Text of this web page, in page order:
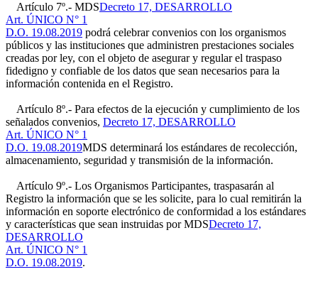
Artículo 7º.- MDSDecreto 17, DESARROLLO
Art. ÚNICO N° 1
D.O. 19.08.2019 podrá celebrar convenios con los organismos
públicos y las instituciones que administren prestaciones sociales
creadas por ley, con el objeto de asegurar y regular el traspaso
fidedigno y confiable de los datos que sean necesarios para la
información contenida en el Registro.
Artículo 8º.- Para efectos de la ejecución y cumplimiento de los
señalados convenios, Decreto 17, DESARROLLO
Art. ÚNICO N° 1
D.O. 19.08.2019MDS determinará los estándares de recolección,
almacenamiento, seguridad y transmisión de la información.
Artículo 9º.- Los Organismos Participantes, traspasarán al
Registro la información que se les solicite, para lo cual remitirán la
información en soporte electrónico de conformidad a los estándares
y características que sean instruidas por MDSDecreto 17,
DESARROLLO
Art. ÚNICO N° 1
D.O. 19.08.2019.